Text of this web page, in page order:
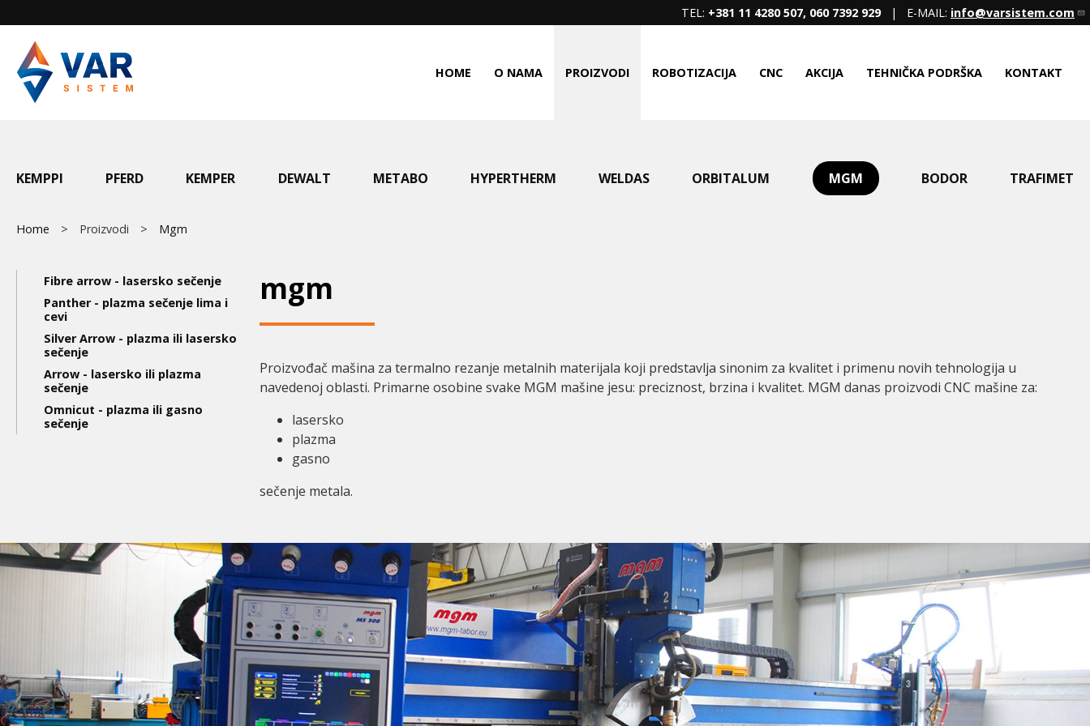
to
main
content
TEL: +381 11 4280 507, 060 7392 929| E-MAIL: info@varsistem.com
HOME O NAMA PROIZVODI ROBOTIZACIJA CNC AKCIJA TEHNIČKA PODRŠKA KONTAKT
Main
KEMPPI PFERD KEMPER DEWALT METABO HYPERTHERM WELDAS ORBITALUM MGM BODOR TRAFIMET
Breadcrumb
Home Proizvodi Mgm
mgm
Proizvođač mašina za termalno rezanje metalnih materijala koji predstavlja sinonim za kvalitet i primenu novih tehnologija u
navedenoj oblasti. Primarne osobine svake MGM mašine jesu: preciznost, brzina i kvalitet. MGM danas proizvodi CNC mašine za:
lasersko
plazma
gasno
sečenje metala.
Main
navigation
3nd
level
Fibre arrow - lasersko sečenje
Panther - plazma sečenje lima i
cevi
Silver Arrow - plazma ili lasersko
sečenje
Arrow - lasersko ili plazma
sečenje
Omnicut - plazma ili gasno
sečenje